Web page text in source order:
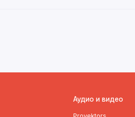
Аудио и видео